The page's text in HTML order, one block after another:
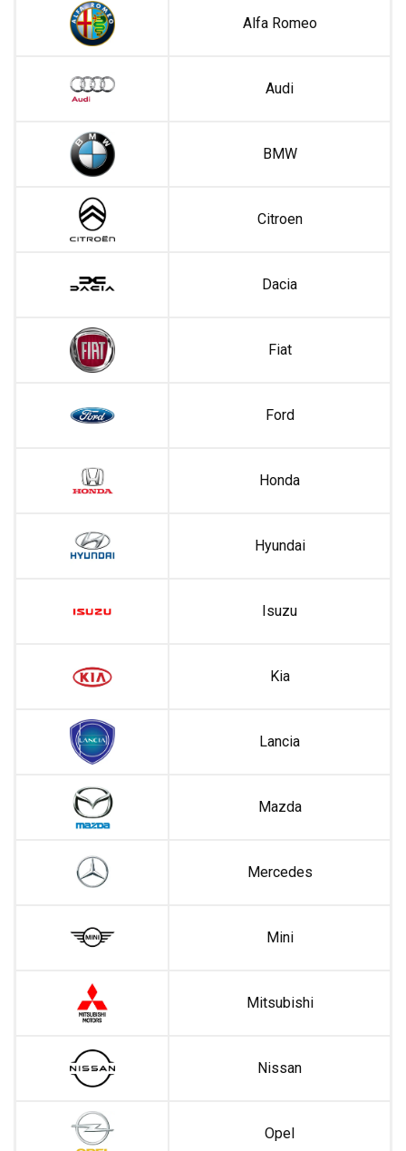
Alfa Romeo
Audi
BMW
Citroen
Dacia
Fiat
Ford
Honda
Hyundai
Isuzu
Kia
Lancia
Mazda
Mercedes
Mini
Mitsubishi
Nissan
Opel